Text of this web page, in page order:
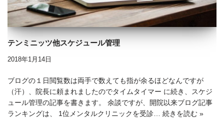
テンミニッツ他スケジュール管理
2018年1月14日
ブログの１日閲覧数は両手で数えても指が余るほどなんですが
（汗）、院長に頼まれましたのでタイムタイマー に続き、スケジ
ュール管理の記事を書きます。 余談ですが、開院以来ブログ記事
ランキングは、 1位メンタルクリニックを受診… 続きを読む »